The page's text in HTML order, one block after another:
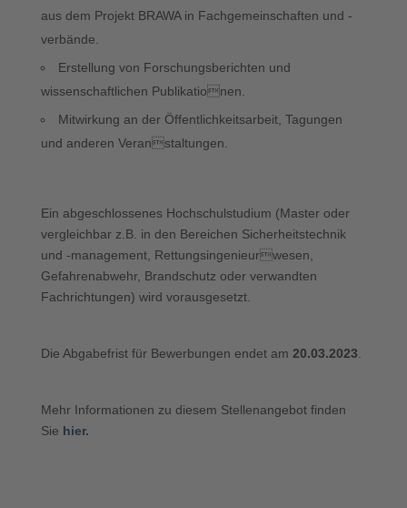
aus dem Projekt BRAWA in Fachgemeinschaften und -
verbände.
Erstellung von Forschungsberichten und
wissenschaftlichen Publikationen.
Mitwirkung an der Öffentlichkeitsarbeit, Tagungen
und anderen Veranstaltungen.
Ein abgeschlossenes Hochschulstudium (Master oder
vergleichbar z.B. in den Bereichen Sicherheitstechnik
und -management, Rettungsingenieurwesen,
Gefahrenabwehr, Brandschutz oder verwandten
Fachrichtungen) wird vorausgesetzt.
Die Abgabefrist für Bewerbungen endet am 20.03.2023
Mehr Informationen zu diesem Stellenangebot finden
Sie hier.